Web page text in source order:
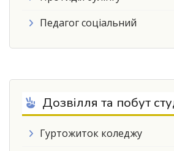
Педагог соціальний
Дозвілля та побут
Гуртожиток коледжу